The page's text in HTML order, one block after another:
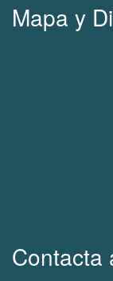
Mapa y
Contacta